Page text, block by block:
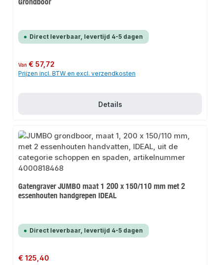
Direct leverbaar, levertijd 4-5 dagen
Normale prijs:
Van€ 57,72
Prijzen incl. BTW en excl. verzendkosten
Details
Gatengraver JUMBO maat 1 200 x 150/110 mm met 2
essenhouten handgrepen IDEAL
Direct leverbaar, levertijd 4-5 dagen
Normale prijs:
€ 125,40